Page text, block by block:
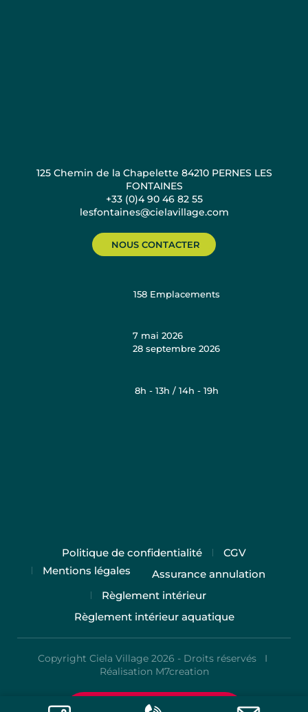
125 Chemin de la Chapelette 84210 PERNES LES
FONTAINES
+33 (0)4 90 46 82 55
lesfontaines@cielavillage.com
NOUS CONTACTER
158 Emplacements
7 mai 2026
28 septembre 2026
8h - 13h / 14h - 19h
Politique de confidentialité
CGV
Mentions légales
Assurance annulation
Règlement intérieur
Règlement intérieur aquatique
Copyright Ciela Village 2026 - Droits réservés I
Réalisation M7creation